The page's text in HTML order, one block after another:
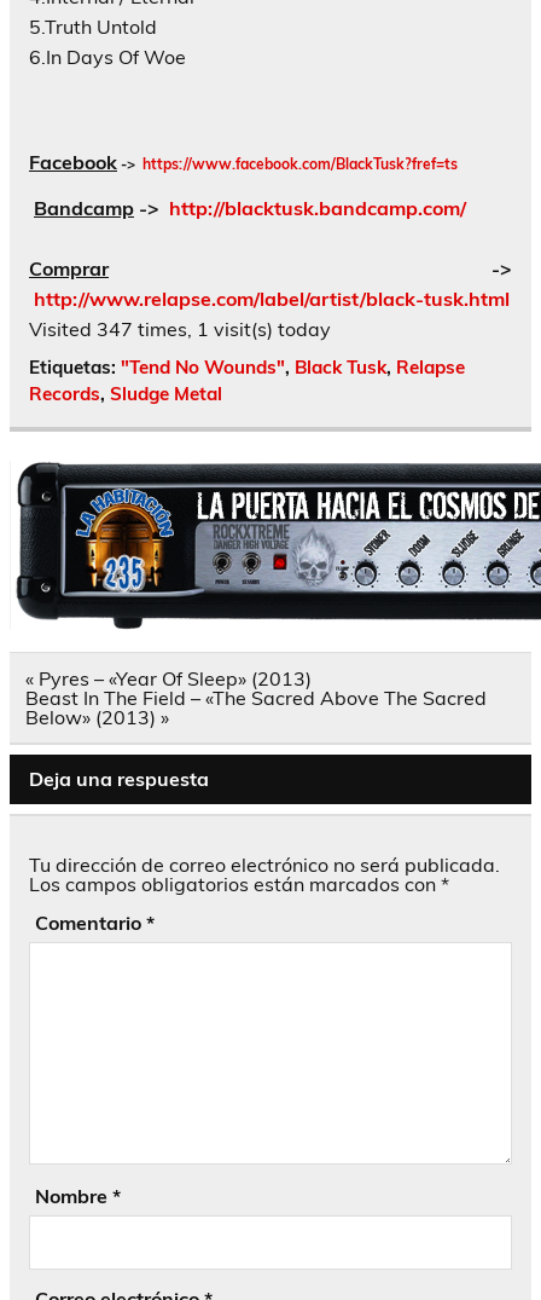
5.Truth Untold
6.In Days Of Woe
Facebook -> https://www.facebook.com/BlackTusk?fref=ts
Bandcamp -> http://blacktusk.bandcamp.com/
Comprar->
http://www.relapse.com/label/artist/black-tusk.html
Visited 347 times, 1 visit(s) today
Etiquetas: "Tend No Wounds", Black Tusk, Relapse
Records, Sludge Metal
Navegación
de
entradas
« Pyres – «Year Of Sleep» (2013)
Beast In The Field – «The Sacred Above The Sacred
Below» (2013) »
Deja una respuesta
Tu dirección de correo electrónico no será publicada.
Los campos obligatorios están marcados con *
Comentario *
Nombre *